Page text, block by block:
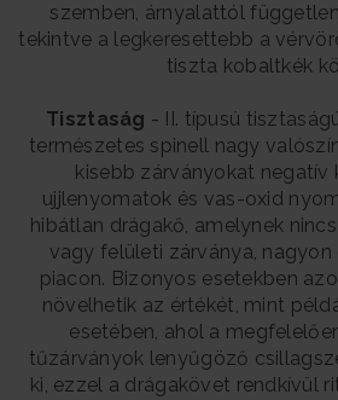
szemben, árnyalattól
tekintve a legkeresettebb a
tiszta kobaltkék
Tisztaság - II. típusú
természetes spinell nagy
kisebb zárványokat negatív
ujjlenyomatok és vas-oxid
hibátlan drágakő, amelynek
vagy felületi zárványa, nagyon
piacon. Bizonyos esetekben
növelhetik az értékét, mint
esetében, ahol a
tűzárványok lenyűgöző
ki, ezzel a drágakövet rendkívül